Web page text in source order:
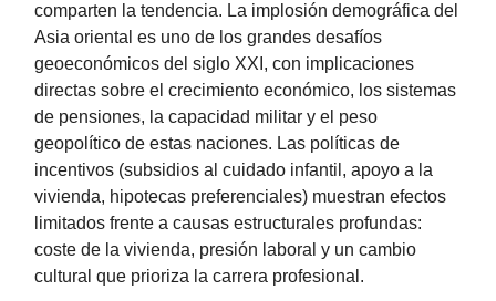
comparten la tendencia. La implosión demográfica del
Asia oriental es uno de los grandes desafíos
geoeconómicos del siglo XXI, con implicaciones
directas sobre el crecimiento económico, los sistemas
de pensiones, la capacidad militar y el peso
geopolítico de estas naciones. Las políticas de
incentivos (subsidios al cuidado infantil, apoyo a la
vivienda, hipotecas preferenciales) muestran efectos
limitados frente a causas estructurales profundas:
coste de la vivienda, presión laboral y un cambio
cultural que prioriza la carrera profesional.